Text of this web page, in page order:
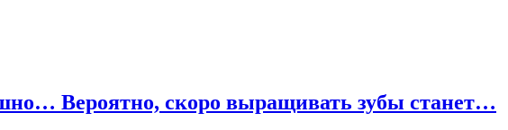
Вероятно, скоро выращивать зубы станет…